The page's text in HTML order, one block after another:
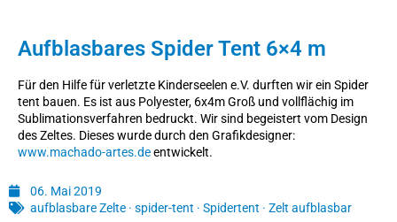
Aufblasbares Spider Tent 6×4 m
Für den Hilfe für verletzte Kinderseelen e.V. durften wir ein Spider
tent bauen. Es ist aus Polyester, 6x4m Groß und vollflächig im
Sublimationsverfahren bedruckt. Wir sind begeistert vom Design
des Zeltes. Dieses wurde durch den Grafikdesigner:
www.machado-artes.deentwickelt.
06. Mai 2019
aufblasbare Zelte · spider-tent · Spidertent · Zelt aufblasbar